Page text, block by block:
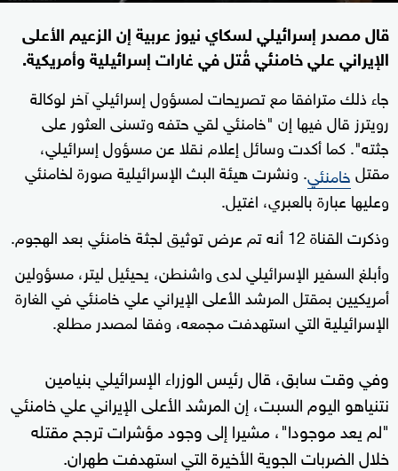
قال مصدر إسرائيلي لسكاي نيوز عربية إن ‌الزعيم الأعلى
الإيراني ‌علي خامنئي ⁠قُتل ‌في ⁠غارات إسرائيلية وأمريكية.
جاء ذلك مترافقا مع تصريحات لمسؤول إسرائيلي آخر لوكالة
رويترز قال فيها إن "خامنئي لقي حتفه وتسنى العثور على
جثته". كما أكدت وسائل إعلام نقلا عن مسؤول إسرائيلي،
مقتلخامنئي. ونشرت هيئة البث الإسرائيلية صورة لخامنئي
وعليها عبارة بالعبري، اغتيل.
وذكرت القناة 12 أنه تم عرض توثيق لجثة خامنئي بعد الهجوم.
وأبلغ السفير الإسرائيلي لدى واشنطن، يحيئيل ليتر، مسؤولين
أمريكيين بمقتل المرشد الأعلى الإيراني علي خامنئي في الغارة
الإسرائيلية التي استهدفت مجمعه، وفقا لمصدر مطلع.
وفي وقت سابق، قال رئيس الوزراء الإسرائيلي بنيامين
نتنياهو اليوم السبت، إن المرشد الأعلى الإيراني علي خامنئي
"لم يعد موجودا"، مشيرا إلى وجود مؤشرات ترجح مقتله
خلال الضربات الجوية الأخيرة التي استهدفت طهران.